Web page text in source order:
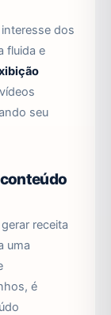
dos
fluida e
seu
receita
uma
é